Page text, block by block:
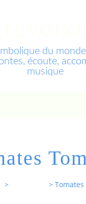
du
écoute,
musique
> > Tomates